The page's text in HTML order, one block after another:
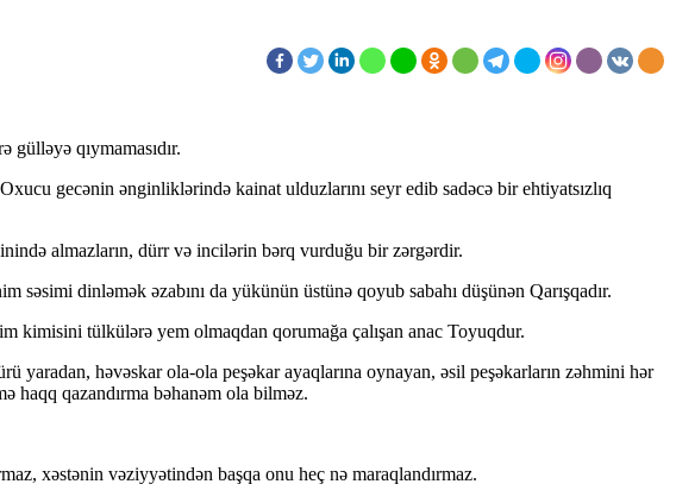
qıymamasıdır.
gecənin ənginliklərində kainat ulduzlarını seyr edib sadəcə bir ehtiyatsızlıq
almazların, dürr və incilərin bərq vurduğu bir zərgərdir.
səsimi dinləmək əzabını da yükünün üstünə qoyub sabahı düşünən Qarışqadır.
kimisini tülkülərə yem olmaqdan qorumağa çalışan anac Toyuqdur.
həvəskar ola-ola peşəkar ayaqlarına oynayan, əsil peşəkarların zəhmini hər
haqq qazandırma bəhanəm ola bilməz.
xəstənin vəziyyətindən başqa onu heç nə maraqlandırmaz.